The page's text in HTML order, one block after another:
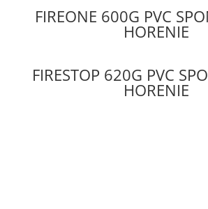
FIREONE 600G PVC
HORENIE
FIRESTOP 620G PVC
HORENIE